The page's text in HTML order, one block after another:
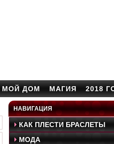
МОЙ ДОМ МАГИЯ 2018
НАВИГАЦИЯ
КАК ПЛЕСТИ БРАСЛЕТЫ
МОДА